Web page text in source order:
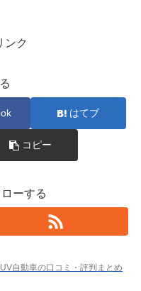
ンク
はてブ
コピー
ーする
自動車の口コミ・評判まとめ